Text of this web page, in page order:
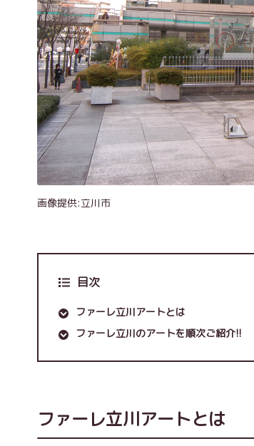
画像提供:立川市
目次
ファーレ立川アートとは
ファーレ立川のアートを順次ご紹介!!
ファーレ立川アートとは